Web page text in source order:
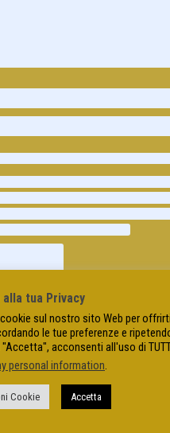
tua Privacy
sul nostro sito Web per
le tue preferenze e
acconsenti all'uso di
personal information.
Cookie Accetta